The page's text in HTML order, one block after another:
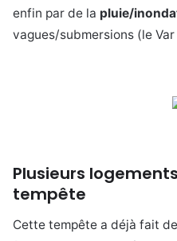
enfin par de la pluie/
vagues/submersions (le Var
Plusieurs
tempête
Cette tempête a déjà fait